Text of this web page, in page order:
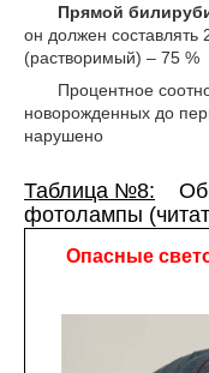
Прямой
он должен
(растворимый) – 75 %
Процентное
новорожденных до
нарушено
Таблица №8:
фотолампы
Опасные